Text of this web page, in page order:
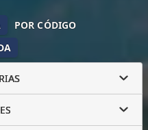
POR CÓDIGO